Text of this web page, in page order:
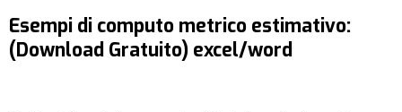
Esempi di computo metrico estimativo:
(Download Gratuito) excel/word